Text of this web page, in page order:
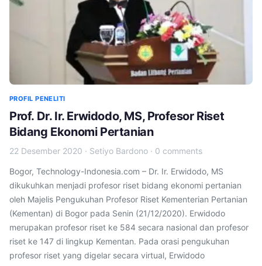
PROFIL PENELITI
Prof. Dr. Ir. Erwidodo, MS, Profesor Riset
Bidang Ekonomi Pertanian
22 Desember 2020 · Setiyo Bardono · 0 comments
Bogor, Technology-Indonesia.com – Dr. Ir. Erwidodo, MS
dikukuhkan menjadi profesor riset bidang ekonomi pertanian
oleh Majelis Pengukuhan Profesor Riset Kementerian Pertanian
(Kementan) di Bogor pada Senin (21/12/2020). Erwidodo
merupakan profesor riset ke 584 secara nasional dan profesor
riset ke 147 di lingkup Kementan. Pada orasi pengukuhan
profesor riset yang digelar secara virtual, Erwidodo